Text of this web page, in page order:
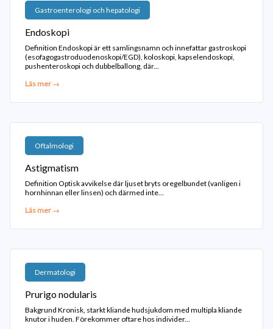
Gastroenterologi och hepatologi
Endoskopi
Definition Endoskopi är ett samlingsnamn och innefattar gastroskopi
(esofagogastroduodenoskopi/EGD), koloskopi, kapselendoskopi,
pushenteroskopi och dubbelballong, där...
Läs mer →
Oftalmologi
Astigmatism
Definition Optisk avvikelse där ljuset bryts oregelbundet (vanligen i
hornhinnan eller linsen) och därmed inte...
Läs mer →
Dermatologi
Prurigo nodularis
Bakgrund Kronisk, starkt kliande hudsjukdom med multipla kliande
knutor i huden. Förekommer oftare hos individer...